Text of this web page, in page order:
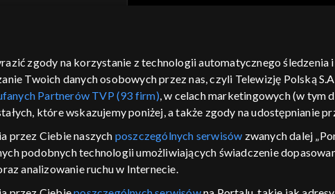
zgody na korzystanie z technologii automatycznego
Twoich danych osobowych przez nas, czyli Telewizję Polską
Partnerów TVP (93 firm), w celach marketingowych (w tym
które wskazujemy poniżej, a także zgody na udostępnianie
przez Ciebie naszych poszczególnych serwisów zwanych dalej
podobnych technologii umożliwiających świadczenie
analizowanie ruchu w Internecie.